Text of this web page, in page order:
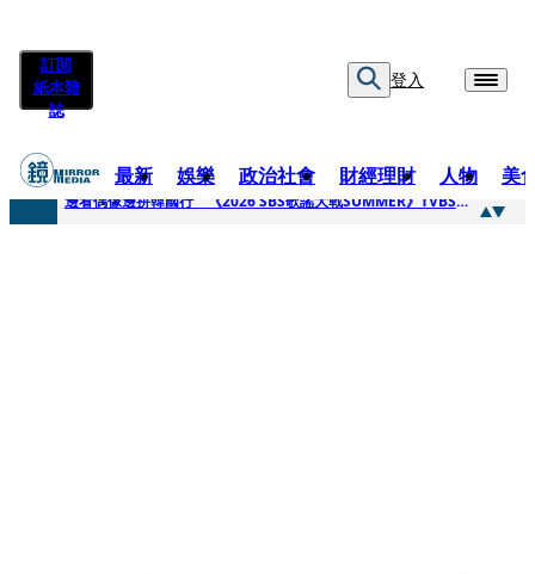
訂閱
紙本雜
誌
登入
最新 娛樂 政治社會 財經理財 人物 美
快訊
邊看偶像邊拚韓國行 《2026 SBS歌謠大戰SUMMER》TVBS直播祭追星福利